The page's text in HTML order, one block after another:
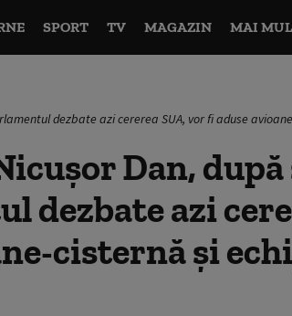
SPORT TV MAGAZIN MAI
dezbate azi cererea SUA, vor fi aduse
Dan,
dezbate azi
cisternă și